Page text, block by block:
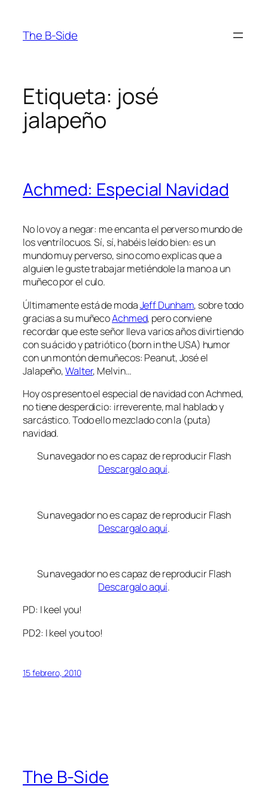
contenido
The B-Side
Etiqueta: josé
jalapeño
Achmed: Especial Navidad
No lo voy a negar: me encanta el perverso mundo de
los ventrílocuos. Sí, sí, habéis leído bien: es un
mundo muy perverso, sino como explicas que a
alguien le guste trabajar metiéndole la mano a un
muñeco por el culo.
Últimamente está de modaJeff Dunham, sobre todo
gracias a su muñecoAchmed, pero conviene
recordar que este señor lleva varios años divirtiendo
con su ácido y patriótico (born in the USA) humor
con un montón de muñecos: Peanut, José el
Jalapeño,Walter, Melvin…
Hoy os presento el especial de navidad con Achmed,
no tiene desperdicio: irreverente, mal hablado y
sarcástico. Todo ello mezclado con la (puta)
navidad.
Su navegador no es capaz de reproducir Flash
Descargalo aquí.
Su navegador no es capaz de reproducir Flash
Descargalo aquí.
Su navegador no es capaz de reproducir Flash
Descargalo aquí.
PD: I keel you!
PD2: I keel you too!
15 febrero, 2010
The B-Side